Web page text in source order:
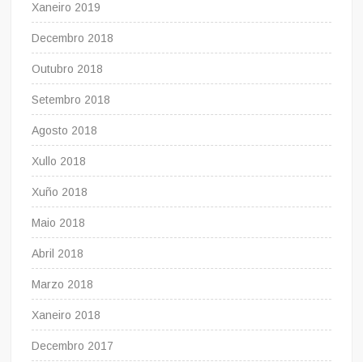
Xaneiro 2019
Decembro 2018
Outubro 2018
Setembro 2018
Agosto 2018
Xullo 2018
Xuño 2018
Maio 2018
Abril 2018
Marzo 2018
Xaneiro 2018
Decembro 2017